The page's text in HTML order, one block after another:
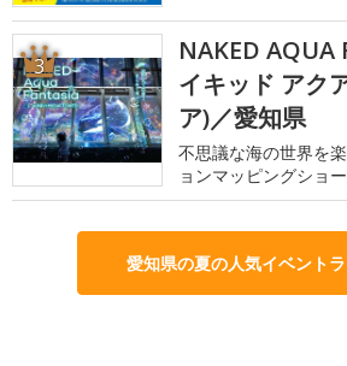
3
NAKED AQUA
イキッド アク
ア)／愛知県
不思議な海の世界を
ョンマッピングショー
愛知県の夏の人気イベント